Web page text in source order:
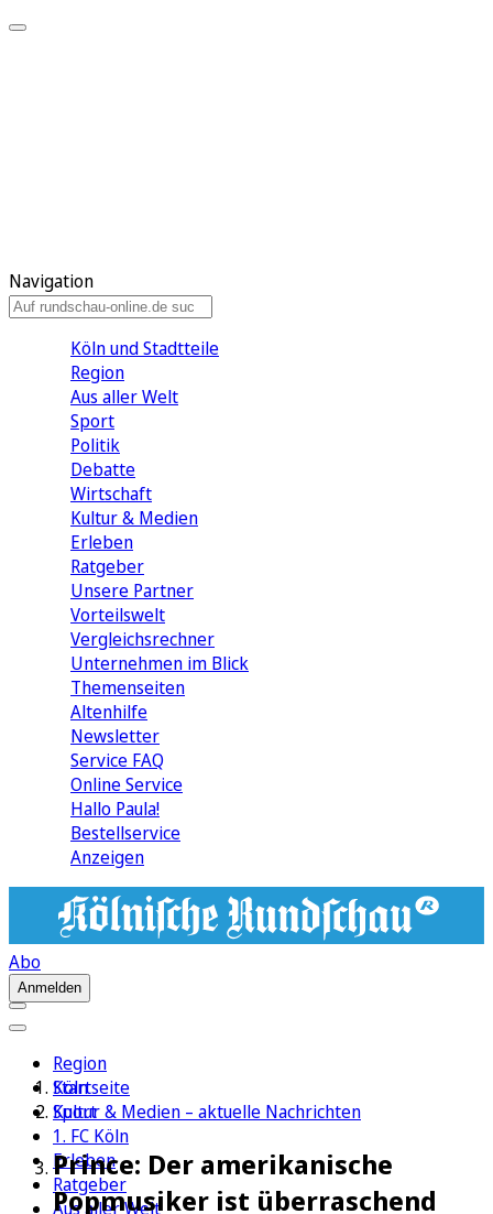
Navigation
Köln und Stadtteile
Region
Aus aller Welt
Sport
Politik
Debatte
Wirtschaft
Kultur & Medien
Erleben
Ratgeber
Unsere Partner
Vorteilswelt
Vergleichsrechner
Unternehmen im Blick
Themenseiten
Altenhilfe
Newsletter
Service FAQ
Online Service
Hallo Paula!
Bestellservice
Anzeigen
Abo
Anmelden
Region
Köln
Sport
1. FC Köln
Erleben
Ratgeber
Aus aller Welt
Startseite
Kultur & Medien – aktuelle Nachrichten
Prince: Der amerikanische
Popmusiker ist überraschend